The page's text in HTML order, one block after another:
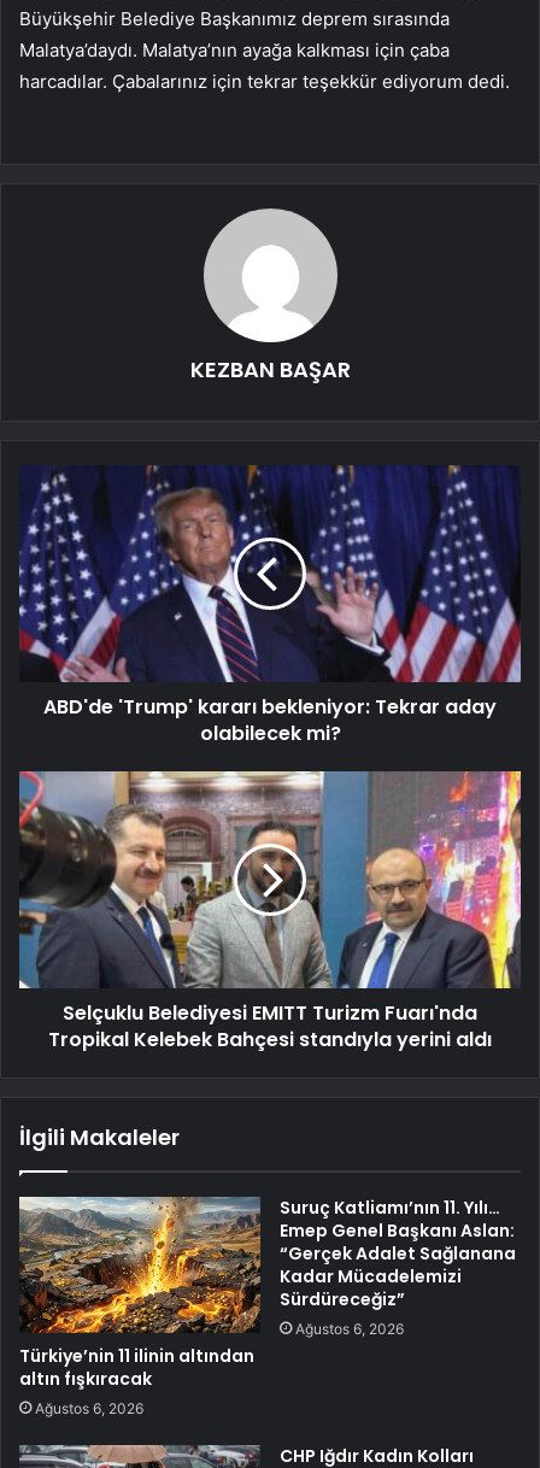
Büyükşehir Belediye Başkanımız deprem sırasında
Malatya’daydı. Malatya’nın ayağa kalkması için çaba
harcadılar. Çabalarınız için tekrar teşekkür ediyorum dedi.
KEZBAN BAŞAR
ABD'de 'Trump' kararı bekleniyor: Tekrar aday
olabilecek mi?
Selçuklu Belediyesi EMITT Turizm Fuarı'nda
Tropikal Kelebek Bahçesi standıyla yerini aldı
İlgili Makaleler
Türkiye’nin 11 ilinin altından
altın fışkıracak
Ağustos 6, 2026
Suruç Katliamı’nın 11. Yılı…
Emep Genel Başkanı Aslan:
“Gerçek Adalet Sağlanana
Kadar Mücadelemizi
Sürdüreceğiz”
Ağustos 6, 2026
CHP Iğdır Kadın Kolları